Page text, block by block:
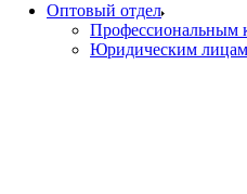
Оптовый отдел
Профессиональным
Юридическим лицам